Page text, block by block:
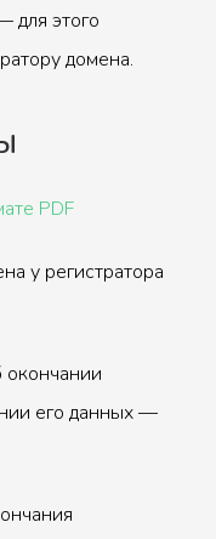
для этого
домена.
PDF
у регистратора
его данных —